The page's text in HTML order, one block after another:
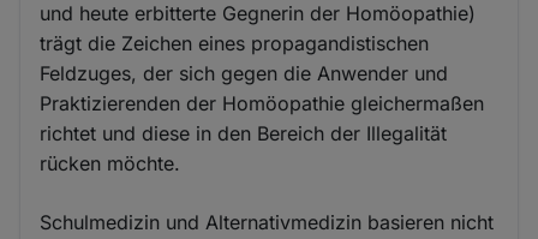
und heute erbitterte Gegnerin der Homöopathie)
trägt die Zeichen eines propagandistischen
Feldzuges, der sich gegen die Anwender und
Praktizierenden der Homöopathie gleichermaßen
richtet und diese in den Bereich der Illegalität
rücken möchte.
Schulmedizin und Alternativmedizin basieren nicht